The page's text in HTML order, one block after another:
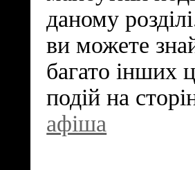
даному
ви можете
багато інших
подій на
афіша